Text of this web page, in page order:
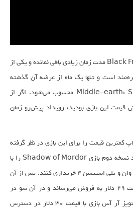
تا آغاز رویداد و حراج‌های Black Friday مدت زمان زیادی باقی نمانده و یکی از
است و تنها یک ماه از عرضه آن گذشته
است، بازی Middle-earth: Shadow of War محسوب می‌شود. اگر از
قیمت این بازی بودید، رویداد پیش‌رو زمان
کمترین قیمت را برای این بازی در نظر گرفته
است طوری که کاربران می‌توانند نسخه دوم بازی Shadow of Mordor را با
قیمت ۲۵ دلار روی ایکس‌ باکس وان و پلی‌ استیشن 4 خریداری کنند. پس از آن
فروشگاه والمارت بازی را با قیمت ۲۹ دلار به فروش می‌رساند و در آن سو در
فروشگا‌های بست‌بای، تارگت و تویز آر آس بازی با قیمت ۳۰ دلار در دسترس